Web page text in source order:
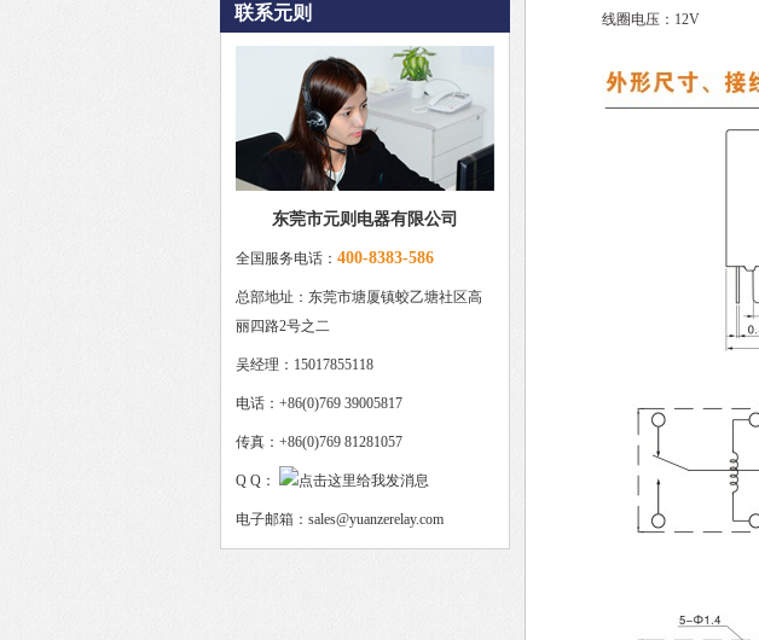
联系元则
东莞市元则电器有限公司
全国服务电话： 400-8383-586
总部地址：东莞市塘厦镇蛟乙塘社区高
丽四路2号之二
吴经理：15017855118
电话：+86(0)769 39005817
传真：+86(0)769 81281057
Q Q：
电子邮箱：sales@yuanzerelay.com
线圈电压：12V